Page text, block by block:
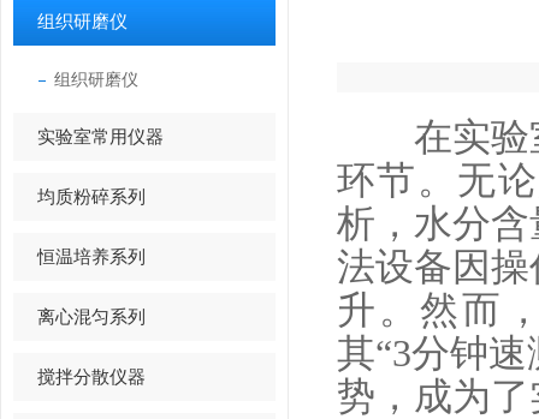
组织研磨仪
组织研磨仪
实验室常用仪器
均质粉碎系列
恒温培养系列
离心混匀系列
搅拌分散仪器
在实验室
环节。无
析，水分
法设备因
升。然而
其“3分钟
势，成为